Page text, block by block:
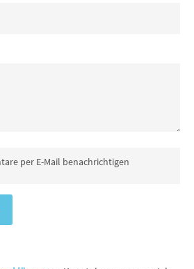
per E-Mail benachrichtigen